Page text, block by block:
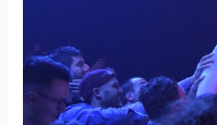
(Québec)